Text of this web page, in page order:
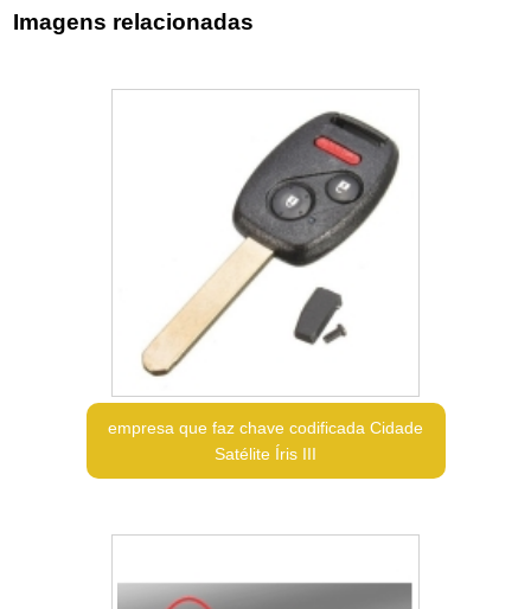
Imagens relacionadas
empresa que faz chave codificada Cidade
Satélite Íris III